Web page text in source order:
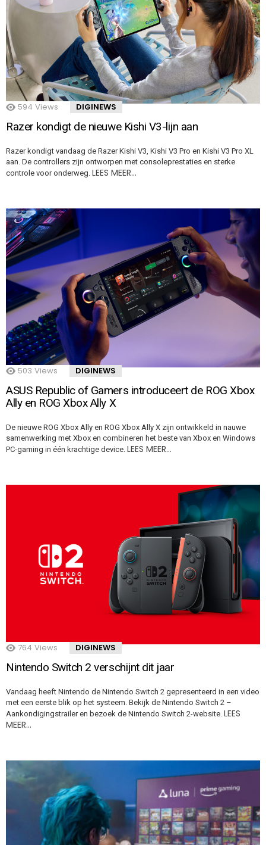
594 Views DIGINEWS
Razer kondigt de nieuwe Kishi V3-lijn aan
Razer kondigt vandaag de Razer Kishi V3, Kishi V3 Pro en Kishi V3 Pro XL
aan. De controllers zijn ontworpen met consoleprestaties en sterke
controle voor onderweg. LEES MEER…
503 Views DIGINEWS
ASUS Republic of Gamers introduceert de ROG Xbox
Ally en ROG Xbox Ally X
De nieuwe ROG Xbox Ally en ROG Xbox Ally X zijn ontwikkeld in nauwe
samenwerking met Xbox en combineren het beste van Xbox en Windows
PC-gaming in één krachtige device. LEES MEER…
764 Views DIGINEWS
Nintendo Switch 2 verschijnt dit jaar
Vandaag heeft Nintendo de Nintendo Switch 2 gepresenteerd in een video
met een eerste blik op het systeem. Bekijk de Nintendo Switch 2 –
Aankondigingstrailer en bezoek de Nintendo Switch 2-website. LEES
MEER…